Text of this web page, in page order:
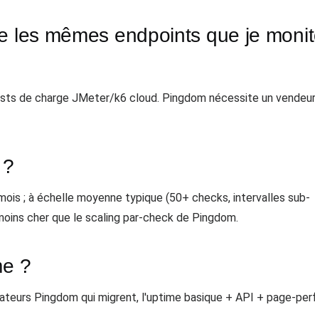
les mêmes endpoints que je
de charge JMeter/k6 cloud. Pingdom nécessite un vendeur
; à échelle moyenne typique (50+ checks, intervalles sub-
cher que le scaling par-check de Pingdom.
?
Pingdom qui migrent, l'uptime basique + API + page-